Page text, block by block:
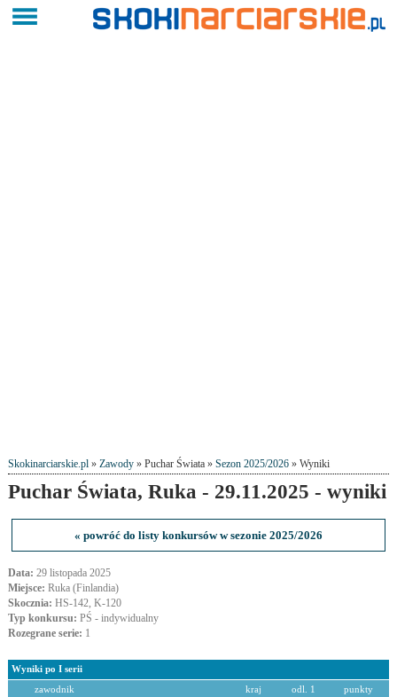
Skokinarciarskie.pl» Zawody» Puchar Świata » Sezon 2025/2026» Wyniki
Puchar Świata, Ruka - 29.11.2025 - wyniki
« powróć do listy konkursów w sezonie 2025/2026
Data: 29 listopada 2025
Miejsce: Ruka (Finlandia)
Skocznia: HS-142, K-120
Typ konkursu: PŚ - indywidualny
Rozegrane serie: 1
Wyniki po I serii
zawodnik kraj odl. 1 punkty